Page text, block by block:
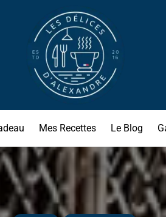
Mes Recettes Le Blog